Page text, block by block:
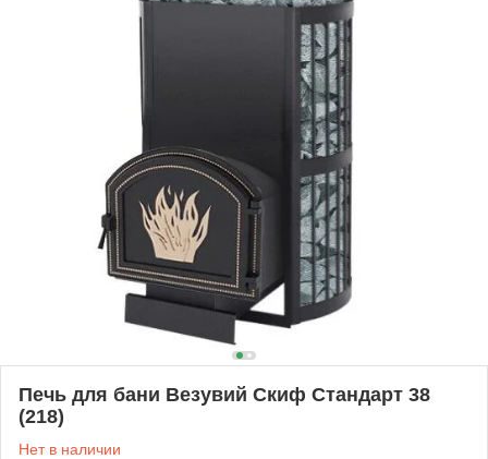
Печь для бани Везувий Скиф Стандарт 38
(218)
Нет в наличии